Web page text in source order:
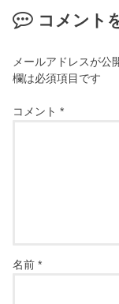
コメント
メールアドレスが公
欄は必須項目です
コメント*
名前*